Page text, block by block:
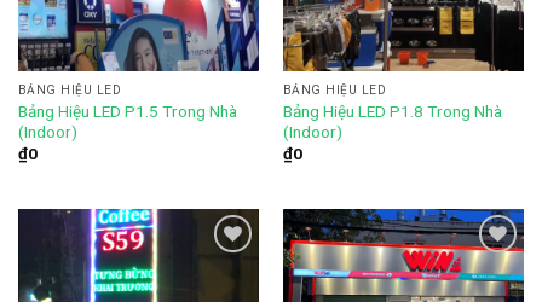
BẢNG HIỆU LED
Bảng Hiệu LED P1.5 Trong Nhà
(Indoor)
₫0
BẢNG HIỆU LED
Bảng Hiệu LED P1.8 Trong Nhà
(Indoor)
₫0